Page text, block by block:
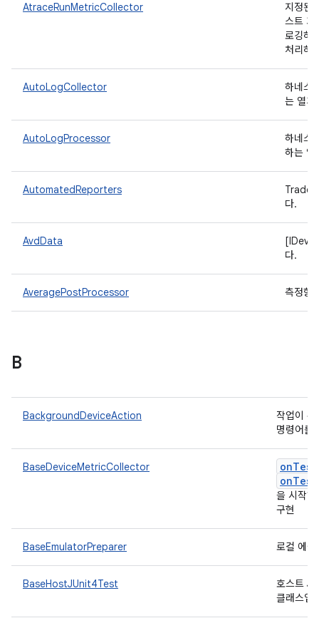
AtraceRunMetricCollector
지정된
스트 기
로깅하
처리하
AutoLogCollector
하네스
는 열
AutoLogProcessor
하네스
하는
AutomatedReporters
다.
AvdData
다.
AveragePostProcessor 측정항
B
BackgroundDeviceAction
작업이
명령어를
BaseDeviceMetricCollector
을 시작
구현
BaseEmulatorPreparer 로컬 에
BaseHostJUnit4Test
호스트
클래스입